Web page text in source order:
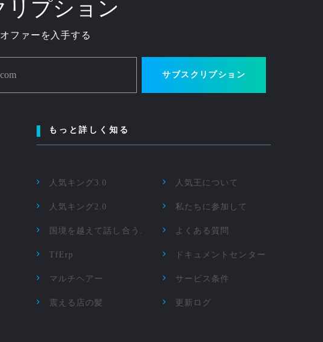
リプション
ファーを入手する
サブスクリプション
もっと詳しく知る
人気キング3.0
人気キング2.0
国境を越えて話し合う.
TfErp
マルチヘアー
震える店の髪
人気王について
私たちに参加して
よくある質問
ドキュメントセンター
サービス条件
更新ログ